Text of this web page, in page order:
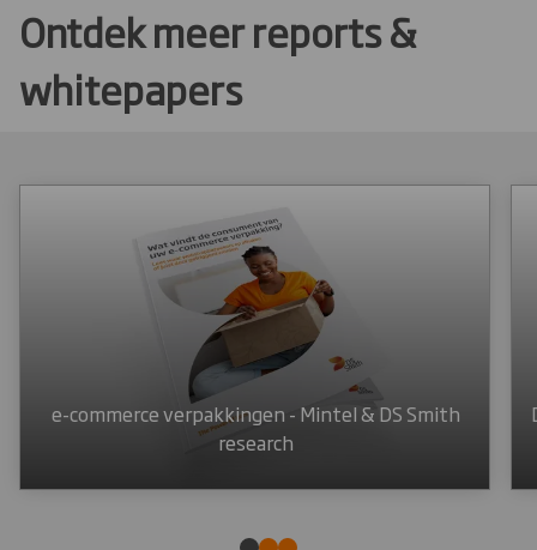
Ontdek meer reports &
whitepapers
e-commerce verpakkingen - Mintel & DS Smith
research